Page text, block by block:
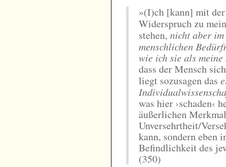
»(I)ch [kann] mit
Widerspruch zu
stehen,nicht aber
menschlichen
wie ich sie als
dass der Mensch
liegt sozusagen das
was hier ›schaden‹
äußerlichen
Unversehrtheit/
kann, sondern eben
Befindlichkeit des
(350)